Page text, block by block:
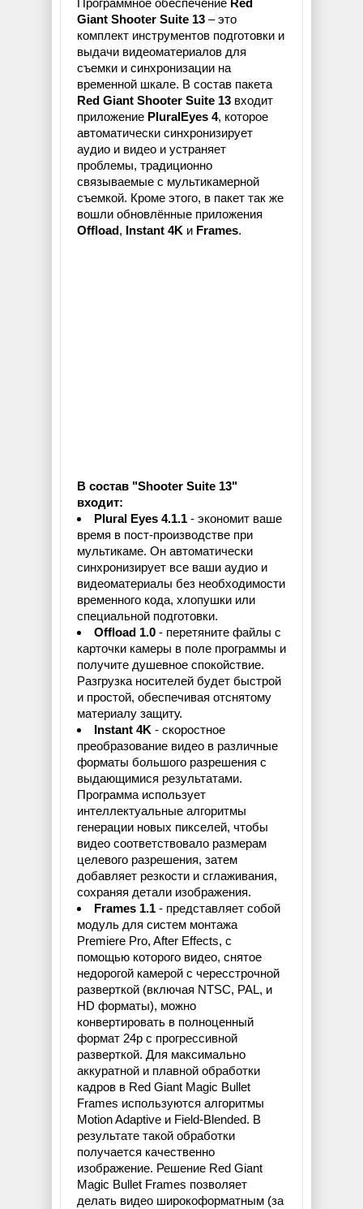
Программное обеспечение Red
Giant Shooter Suite 13 – это
комплект инструментов подготовки и
выдачи видеоматериалов для
съемки и синхронизации на
временной шкале. В состав пакета
Red Giant Shooter Suite 13 входит
приложение PluralEyes 4, которое
автоматически синхронизирует
аудио и видео и устраняет
проблемы, традиционно
связываемые с мультикамерной
съемкой. Кроме этого, в пакет так же
вошли обновлённые приложения
Offload, Instant 4K и Frames.
В состав "Shooter Suite 13"
входит:
Plural Eyes 4.1.1 - экономит ваше
время в пост-производстве при
мультикаме. Он автоматически
синхронизирует все ваши аудио и
видеоматериалы без необходимости
временного кода, хлопушки или
специальной подготовки.
Offload 1.0 - перетяните файлы с
карточки камеры в поле программы и
получите душевное спокойствие.
Разгрузка носителей будет быстрой
и простой, обеспечивая отснятому
материалу защиту.
Instant 4K - скоростное
преобразование видео в различные
форматы большого разрешения с
выдающимися результатами.
Программа использует
интеллектуальные алгоритмы
генерации новых пикселей, чтобы
видео соответствовало размерам
целевого разрешения, затем
добавляет резкости и сглаживания,
сохраняя детали изображения.
Frames 1.1 - представляет собой
модуль для систем монтажа
Premiere Pro, After Effects, с
помощью которого видео, снятое
недорогой камерой с чересстрочной
разверткой (включая NTSC, PAL, и
HD форматы), можно
конвертировать в полноценный
формат 24p с прогрессивной
разверткой. Для максимально
аккуратной и плавной обработки
кадров в Red Giant Magic Bullet
Frames используются алгоритмы
Motion Adaptive и Field-Blended. В
результате такой обработки
получается качественно
изображение. Решение Red Giant
Magic Bullet Frames позволяет
делать видео широкоформатным (за